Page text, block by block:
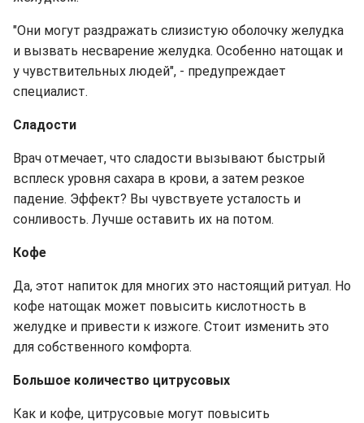
"Они могут раздражать слизистую оболочку желудка
и вызвать несварение желудка. Особенно натощак и
у чувствительных людей", - предупреждает
специалист.
Сладости
Врач отмечает, что сладости вызывают быстрый
всплеск уровня сахара в крови, а затем резкое
падение. Эффект? Вы чувствуете усталость и
сонливость. Лучше оставить их на потом.
Кофе
Да, этот напиток для многих это настоящий ритуал. Но
кофе натощак может повысить кислотность в
желудке и привести к изжоге. Стоит изменить это
для собственного комфорта.
Большое количество цитрусовых
Как и кофе, цитрусовые могут повысить